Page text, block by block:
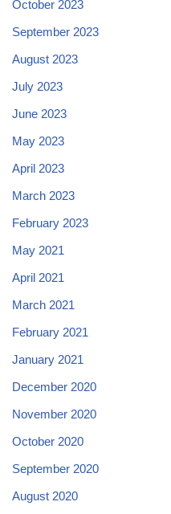
October 2023
September 2023
August 2023
July 2023
June 2023
May 2023
April 2023
March 2023
February 2023
May 2021
April 2021
March 2021
February 2021
January 2021
December 2020
November 2020
October 2020
September 2020
August 2020